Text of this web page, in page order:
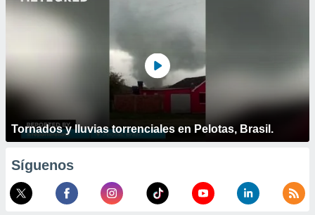
Tornados y lluvias torrenciales en Pelotas, Brasil.
Síguenos